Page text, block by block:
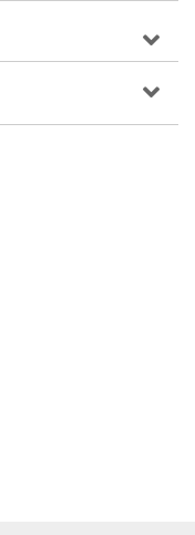
看出楊英風在不
平日除了埋首創作
並終身致力於推
境、讓人類生活得
英風所寫的規畫草
與第6－12卷景觀
科系很熱衷，從
文學院美術工程學
議」等篇即可得
城法界大學新望藝
種原因而無法實